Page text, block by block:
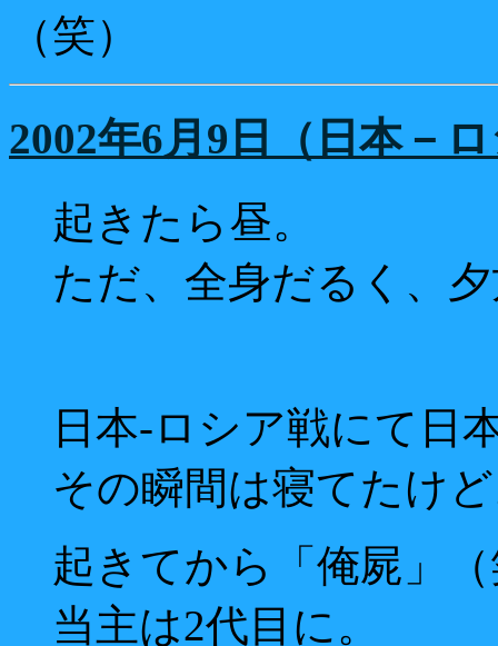
（笑）
2002年6月9日（日本－
起きたら昼。
ただ、全身だるく、
日本-ロシア戦にて日
その瞬間は寝てたけ
起きてから「俺屍」（
当主は2代目に。